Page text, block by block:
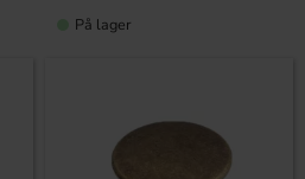
På lager